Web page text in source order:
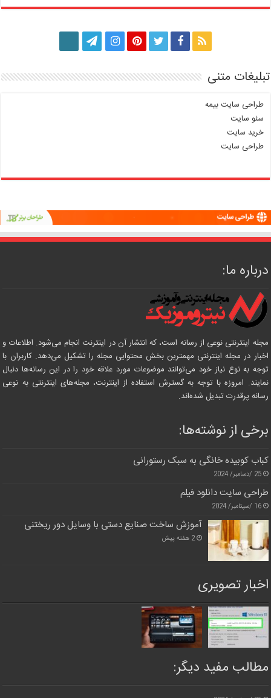
تبلیغات متنی
طراحی سایت بیمه
سئو سایت
خرید سایت
طراحی سایت
درباره ما:
مجله اینترنتی نوعی از رسانه است، که انتشار آن در اینترنت انجام می‌شود. اطلاعات و
اخبار در مجله اینترنتی مهمترین بخش محتوایی مجله را تشکیل می‌دهد. کاربران با
توجه به نوع نیاز خود می‌توانند موضوعات مورد علاقه خود را در این رسانه‌ها دنبال
نمایند. امروزه با توجه به گسترش استفاده از اینترنت، مجله‌های اینترنتی به نوعی
رسانه پرقدرت تبدیل شده‌اند.
برخی از نوشته‌ها:
کباب کوبیده خانگی به سبک رستورانی
25 /دسامبر/ 2024
طراحی سایت دانلود فیلم
16 /سپتامبر/ 2024
آموزش ساخت صنایع دستی با وسایل دور ریختنی
2 هفته پیش
اخبار تصویری
مطالب مفید دیگر: